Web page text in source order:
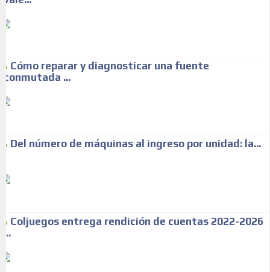
Cómo reparar y diagnosticar una fuente
conmutada ...
Del número de máquinas al ingreso por unidad: la...
Coljuegos entrega rendición de cuentas 2022-2026
...